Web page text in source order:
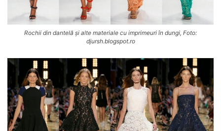
Rochii din dantelă și alte materiale cu imprimeuri în dungi, Foto:
djursh.blogspot.ro